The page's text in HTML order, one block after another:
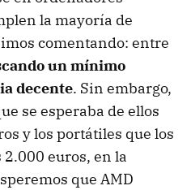
la mayoría de
comentando: entre
un mínimo
decente. Sin embargo,
se esperaba de ellos
y los portátiles que los
euros, en la
que AMD